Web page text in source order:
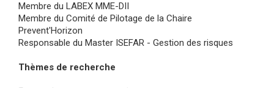
Membre du LABEX MME-DII
Membre du Comité de Pilotage de la Chaire
Prevent'Horizon
Responsable du Master ISEFAR - Gestion des risques
Thèmes de recherche